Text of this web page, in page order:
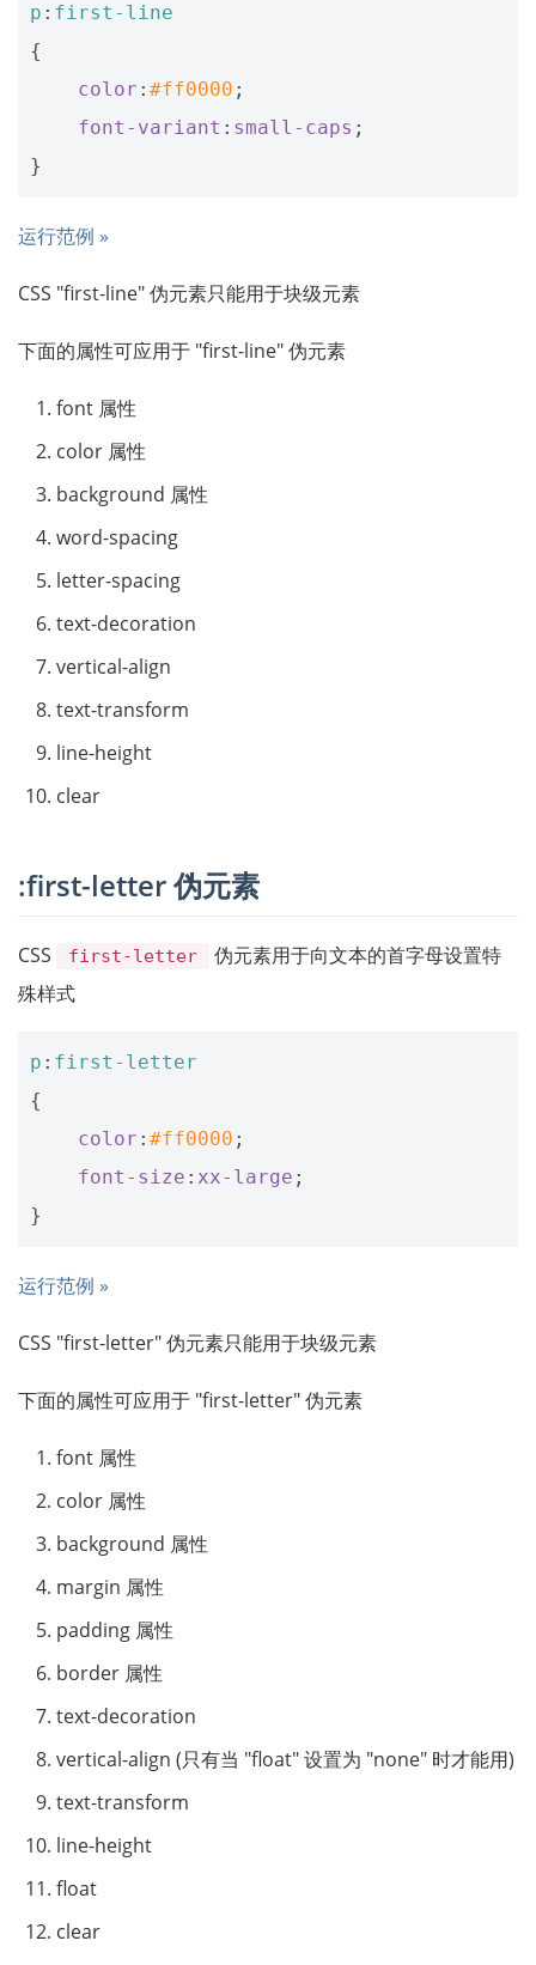
p : first-line
{
color : #ff0000 ;
font-variant : small-caps ;
}
运行范例 »
CSS "first-line" 伪元素只能用于块级元素
下面的属性可应用于 "first-line" 伪元素
font 属性
color 属性
background 属性
word-spacing
letter-spacing
text-decoration
vertical-align
text-transform
line-height
clear
:first-letter 伪元素
CSS first-letter
伪元素用于向文本的首字母设置特
殊样式
p : first-letter
{
color : #ff0000 ;
font-size : xx-large ;
}
运行范例 »
CSS "first-letter" 伪元素只能用于块级元素
下面的属性可应用于 "first-letter" 伪元素
font 属性
color 属性
background 属性
margin 属性
padding 属性
border 属性
text-decoration
vertical-align (只有当 "float" 设置为 "none" 时才能用)
text-transform
line-height
float
clear